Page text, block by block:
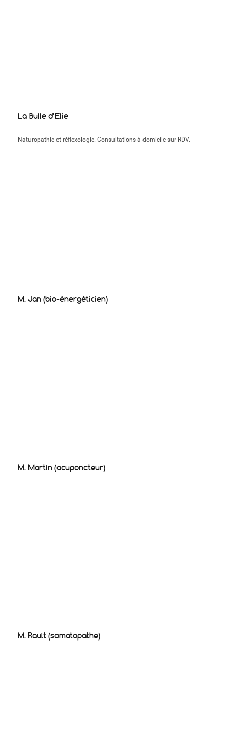
La Bulle d’Elie
Naturopathie et réflexologie. Consultations à domicile sur RDV.
M. Jan (bio-énergéticien)
M. Martin (acuponcteur)
M. Rault (somatopathe)